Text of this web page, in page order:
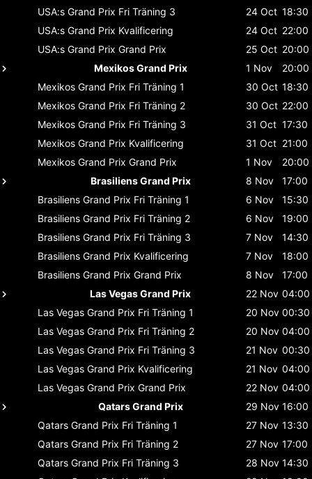
USA:s Grand Prix Fri Träning 3 24 Oct 18:30
USA:s Grand Prix Kvalificering 24 Oct 22:00
USA:s Grand Prix Grand Prix 25 Oct 20:00
Mexikos Grand Prix
1 Nov
20:00
Mexikos Grand Prix Fri Träning 1 30 Oct 18:30
Mexikos Grand Prix Fri Träning 2 30 Oct 22:00
Mexikos Grand Prix Fri Träning 3 31 Oct 17:30
Mexikos Grand Prix Kvalificering 31 Oct 21:00
Mexikos Grand Prix Grand Prix 1 Nov
20:00
Brasiliens Grand Prix
8 Nov
17:00
Brasiliens Grand Prix Fri Träning 1 6 Nov
15:30
Brasiliens Grand Prix Fri Träning 2 6 Nov
19:00
Brasiliens Grand Prix Fri Träning 3 7 Nov
14:30
Brasiliens Grand Prix Kvalificering 7 Nov
18:00
Brasiliens Grand Prix Grand Prix 8 Nov
17:00
Las Vegas Grand Prix
22 Nov 04:00
Las Vegas Grand Prix Fri Träning 1 20 Nov 00:30
Las Vegas Grand Prix Fri Träning 2 20 Nov 04:00
Las Vegas Grand Prix Fri Träning 3 21 Nov 00:30
Las Vegas Grand Prix Kvalificering 21 Nov 04:00
Las Vegas Grand Prix Grand Prix 22 Nov 04:00
Qatars Grand Prix
29 Nov 16:00
Qatars Grand Prix Fri Träning 1 27 Nov 13:30
Qatars Grand Prix Fri Träning 2 27 Nov 17:00
Qatars Grand Prix Fri Träning 3 28 Nov 14:30